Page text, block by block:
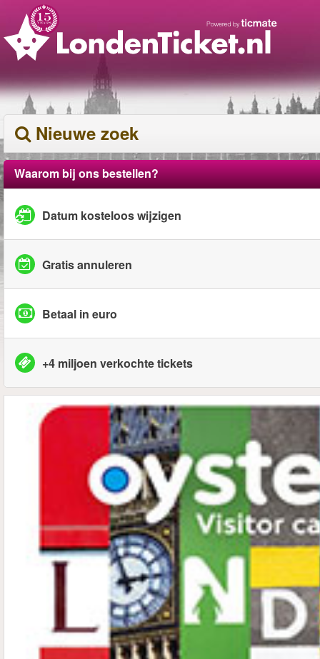
Nieuwe zoek
Waarom bij ons bestellen?
Datum kosteloos wijzigen
Gratis annuleren
Betaal in euro
+4 miljoen verkochte tickets